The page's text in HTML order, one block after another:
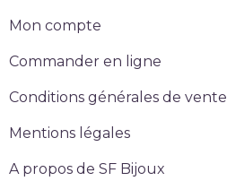
Mon compte
Commander en ligne
Conditions générales de vente
Mentions légales
A propos de SF Bijoux